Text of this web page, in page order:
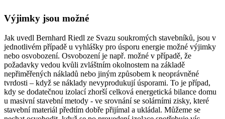
Výjimky jsou možné
Jak uvedl Bernhard Riedl ze Svazu soukromých stavebníků, jsou v
jednotlivém případě u vyhlášky pro úsporu energie možné výjimky
nebo osvobození. Osvobození je např. možné v případě, že
požadavky vedou kvůli zvláštním okolnostem na základě
nepřiměřených nákladů nebo jiným způsobem k neoprávněné
tvrdosti – když se náklady nevyprodukují úsporami. To je případ,
kdy se dodatečnou izolací zhorší celková energetická bilance domu
u masivní stavební metody - ve srovnání se solárními zisky, které
stavební materiál předtím dobře přijímal a ukládal. Můžeme se